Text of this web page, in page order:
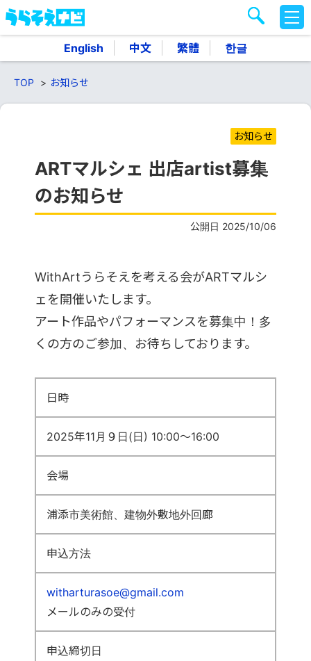
English 中文 繁體 한글
M
E
TOP お知らせ
お知らせ
ARTマルシェ 出店artist募集
のお知らせ
公開日 2025/10/06
WithArtうらそえを考える会がARTマルシ
ェを開催いたします。
アート作品やパフォーマンスを募集中！多
くの方のご参加、お待ちしております。
日時
2025年11月９日(日) 10:00～16:00
会場
浦添市美術館、建物外敷地外回廊
申込方法
witharturasoe@gmail.com
メールのみの受付
申込締切日